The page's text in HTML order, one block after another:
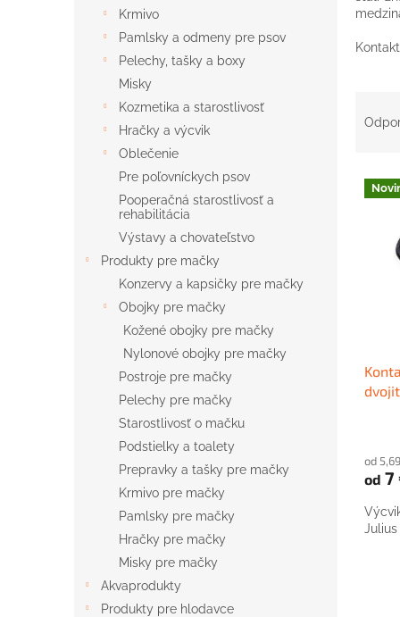
Krmivo
Pamlsky a odmeny pre psov
Pelechy, tašky a boxy
Misky
Kozmetika a starostlivosť
Hračky a výcvik
Oblečenie
Pre poľovníckych psov
Pooperačná starostlivosť a
rehabilitácia
Výstavy a chovateľstvo
Produkty pre mačky
Konzervy a kapsičky pre mačky
Obojky pre mačky
Kožené obojky pre mačky
Nylonové obojky pre mačky
Postroje pre mačky
Pelechy pre mačky
Starostlivosť o mačku
Podstielky a toalety
Prepravky a tašky pre mačky
Krmivo pre mačky
Pamlsky pre mačky
Hračky pre mačky
Misky pre mačky
Akvaprodukty
Produkty pre hlodavce
nV
od
od 7
Julius